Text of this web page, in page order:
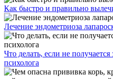
Как быстро и правильно
Лечение эндометриоза
Что делать, если не
психолога